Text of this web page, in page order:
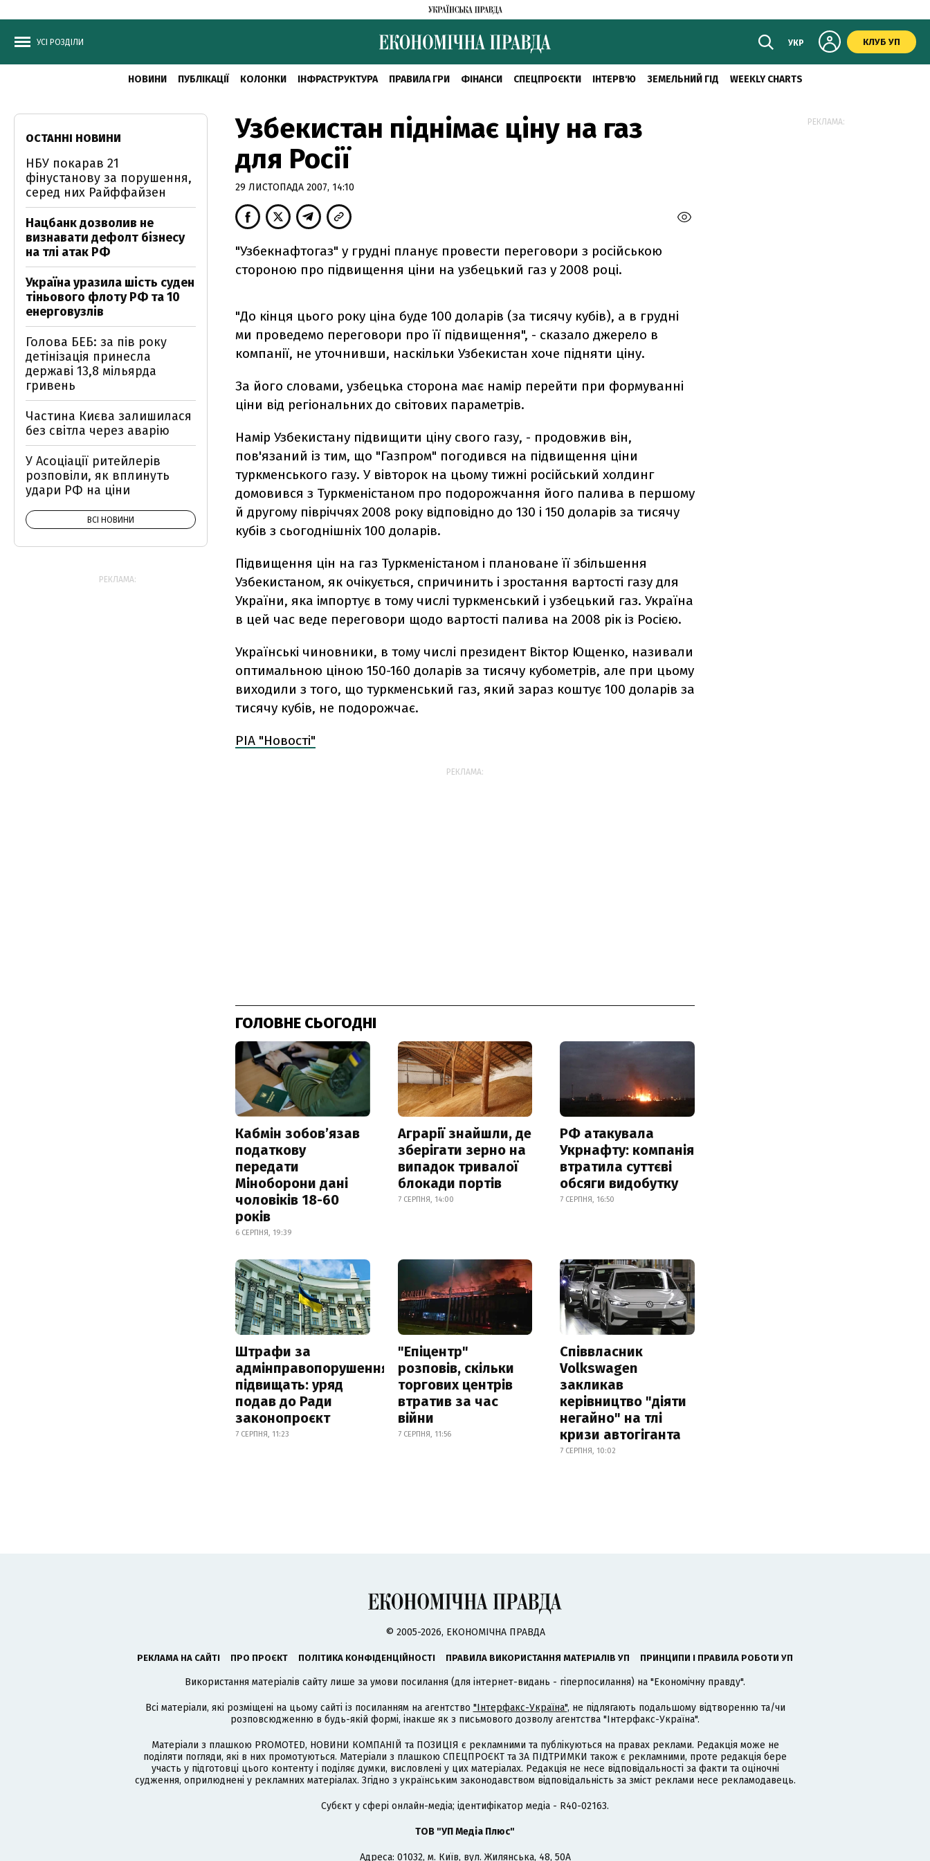
УСІ РОЗДІЛИ УКР КЛУБ УП
НОВИНИ ПУБЛІКАЦІЇ КОЛОНКИ ІНФРАСТРУКТУРА ПРАВИЛА ГРИ ФІНАНСИ СПЕЦПРОЄКТИ ІНТЕРВ'Ю ЗЕМЕЛЬНИЙ ГІД WEEKLY CHARTS
Узбекистан піднімає ціну на газ
для Росії
29 ЛИСТОПАДА 2007, 14:10
"Узбекнафтогаз" у грудні планує провести переговори з російською
стороною про підвищення ціни на узбецький газ у 2008 році.
"До кінця цього року ціна буде 100 доларів (за тисячу кубів), а в грудні
ми проведемо переговори про її підвищення", - сказало джерело в
компанії, не уточнивши, наскільки Узбекистан хоче підняти ціну.
За його словами, узбецька сторона має намір перейти при формуванні
ціни від регіональних до світових параметрів.
Намір Узбекистану підвищити ціну свого газу, - продовжив він,
пов'язаний із тим, що "Газпром" погодився на підвищення ціни
туркменського газу. У вівторок на цьому тижні російський холдинг
домовився з Туркменістаном про подорожчання його палива в першому
й другому півріччях 2008 року відповідно до 130 і 150 доларів за тисячу
кубів з сьогоднішніх 100 доларів.
Підвищення цін на газ Туркменістаном і плановане її збільшення
Узбекистаном, як очікується, спричинить і зростання вартості газу для
України, яка імпортує в тому числі туркменський і узбецький газ. Україна
в цей час веде переговори щодо вартості палива на 2008 рік із Росією.
Українські чиновники, в тому числі президент Віктор Ющенко, називали
оптимальною ціною 150-160 доларів за тисячу кубометрів, але при цьому
виходили з того, що туркменський газ, який зараз коштує 100 доларів за
тисячу кубів, не подорожчає.
РІА "Новості"
РЕКЛАМА:
ГОЛОВНЕ СЬОГОДНІ
Кабмін зобовʼязав
податкову
передати
Міноборони дані
чоловіків 18-60
років
6 СЕРПНЯ, 19:39
Аграрії знайшли, де
зберігати зерно на
випадок тривалої
блокади портів
7 СЕРПНЯ, 14:00
РФ атакувала
Укрнафту: компанія
втратила суттєві
обсяги видобутку
7 СЕРПНЯ, 16:50
Штрафи за
адмінправопорушення
підвищать: уряд
подав до Ради
законопроєкт
7 СЕРПНЯ, 11:23
"Епіцентр"
розповів, скільки
торгових центрів
втратив за час
війни
7 СЕРПНЯ, 11:56
Співвласник
Volkswagen
закликав
керівництво "діяти
негайно" на тлі
кризи автогіганта
7 СЕРПНЯ, 10:02
ОСТАННІ НОВИНИ
НБУ покарав 21
фінустанову за порушення,
серед них Райффайзен
Нацбанк дозволив не
визнавати дефолт бізнесу
на тлі атак РФ
Україна уразила шість суден
тіньового флоту РФ та 10
енерговузлів
Голова БЕБ: за пів року
детінізація принесла
державі 13,8 мільярда
гривень
Частина Києва залишилася
без світла через аварію
У Асоціації ритейлерів
розповіли, як вплинуть
удари РФ на ціни
ВСІ НОВИНИ
РЕКЛАМА:
РЕКЛАМА:
© 2005-2026, ЕКОНОМІЧНА ПРАВДА
РЕКЛАМА НА САЙТІ ПРО ПРОЄКТ ПОЛІТИКА КОНФІДЕНЦІЙНОСТІ ПРАВИЛА ВИКОРИСТАННЯ МАТЕРІАЛІВ УП ПРИНЦИПИ І ПРАВИЛА РОБОТИ УП
Використання матеріалів сайту лише за умови посилання (для інтернет-видань - гіперпосилання) на "Економічну правду".
Всі матеріали, які розміщені на цьому сайті із посиланням на агентство "Інтерфакс-Україна", не підлягають подальшому відтворенню та/чи
розповсюдженню в будь-якій формі, інакше як з письмового дозволу агентства "Інтерфакс-Україна".
Матеріали з плашкою PROMOTED, НОВИНИ КОМПАНІЙ та ПОЗИЦІЯ є рекламними та публікуються на правах реклами. Редакція може не
поділяти погляди, які в них промотуються. Матеріали з плашкою СПЕЦПРОЄКТ та ЗА ПІДТРИМКИ також є рекламними, проте редакція бере
участь у підготовці цього контенту і поділяє думки, висловлені у цих матеріалах. Редакція не несе відповідальності за факти та оціночні
судження, оприлюднені у рекламних матеріалах. Згідно з українським законодавством відповідальність за зміст реклами несе рекламодавець.
Cубєкт у сфері онлайн-медіа; ідентифікатор медіа - R40-02163.
ТОВ "УП Медіа Плюс"
Адреса: 01032, м. Київ, вул. Жилянська, 48, 50А